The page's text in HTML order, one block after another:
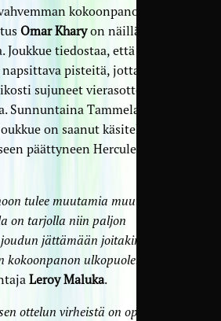
kokoonpanon, ja
Omar Kharyon näillä
Joukkue tiedostaa, että
pisteitä, jotta
sujuneet vierasottelut
Sunnuntaina Tammelassa
on saanut käsiteltyä
päättyneen Hercules-
tulee muutamia muutoksia, ja
on tarjolla niin paljon
jättämään joitakin
ulkopuolelle”
Leroy Maluka.
ottelun virheistä on opittu, ja